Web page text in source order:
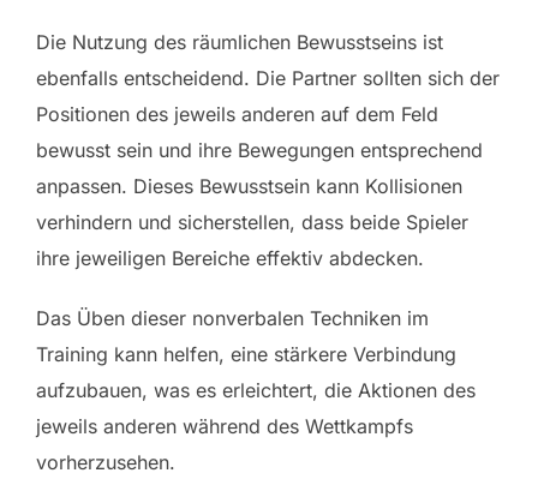
Die Nutzung des räumlichen Bewusstseins ist
ebenfalls entscheidend. Die Partner sollten sich der
Positionen des jeweils anderen auf dem Feld
bewusst sein und ihre Bewegungen entsprechend
anpassen. Dieses Bewusstsein kann Kollisionen
verhindern und sicherstellen, dass beide Spieler
ihre jeweiligen Bereiche effektiv abdecken.
Das Üben dieser nonverbalen Techniken im
Training kann helfen, eine stärkere Verbindung
aufzubauen, was es erleichtert, die Aktionen des
jeweils anderen während des Wettkampfs
vorherzusehen.